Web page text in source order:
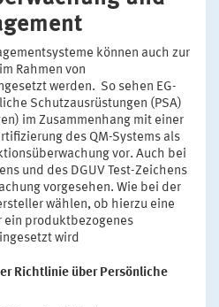
können auch zur
Rahmen von
werden. So sehen EG-
Schutzausrüstungen (PSA)
im Zusammenhang mit einer
des QM-Systems als
vor. Auch bei
und des DGUV Test-Zeichens
vorgesehen. Wie bei der
wählen, ob hierzu eine
produktbezogenes
wird
Richtlinie über Persönliche